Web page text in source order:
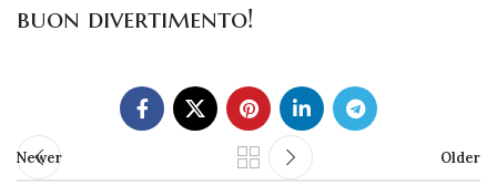
buon divertimento!
Newer Older